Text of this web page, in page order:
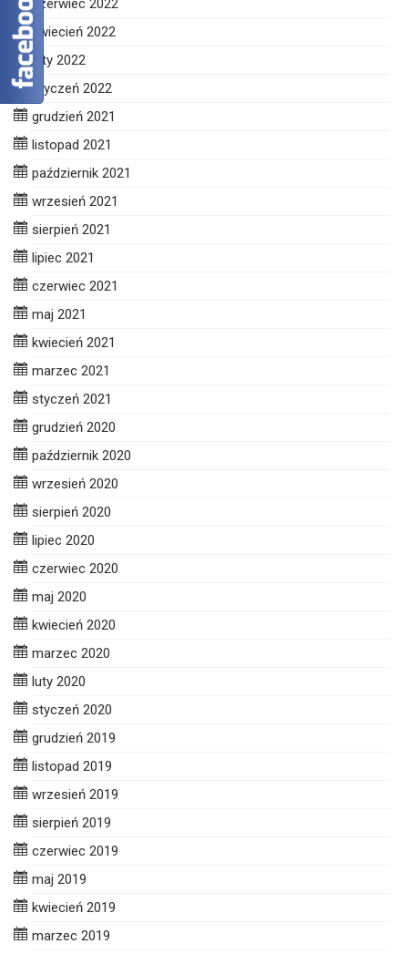
czerwiec 2022
kwiecień 2022
luty 2022
styczeń 2022
grudzień 2021
listopad 2021
październik 2021
wrzesień 2021
sierpień 2021
lipiec 2021
czerwiec 2021
maj 2021
kwiecień 2021
marzec 2021
styczeń 2021
grudzień 2020
październik 2020
wrzesień 2020
sierpień 2020
lipiec 2020
czerwiec 2020
maj 2020
kwiecień 2020
marzec 2020
luty 2020
styczeń 2020
grudzień 2019
listopad 2019
wrzesień 2019
sierpień 2019
czerwiec 2019
maj 2019
kwiecień 2019
marzec 2019